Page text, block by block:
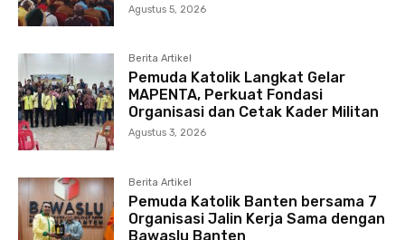
Agustus 5, 2026
Berita Artikel
Pemuda Katolik Langkat Gelar
MAPENTA, Perkuat Fondasi
Organisasi dan Cetak Kader Militan
Agustus 3, 2026
Berita Artikel
Pemuda Katolik Banten bersama 7
Organisasi Jalin Kerja Sama dengan
Bawaslu Banten